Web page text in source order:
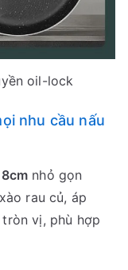
oil-lock
nhu cầu nấu
nhỏ gọn
rau củ, áp
vị, phù hợp